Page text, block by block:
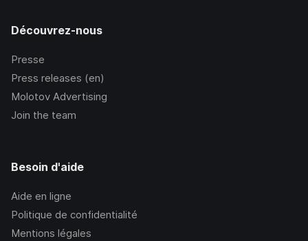
Découvrez-nous
Presse
Press releases (en)
Molotov Advertising
Join the team
Besoin d'aide
Aide en ligne
Politique de confidentialité
Mentions légales